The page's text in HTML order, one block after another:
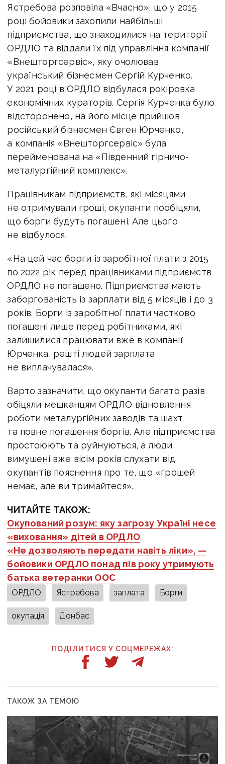
Ястребова розповіла «Вчасно», що у 2015
році бойовики захопили найбільші
підприємства, що знаходилися на території
ОРДЛО та віддали їх під управління компанії
«Внешторгсервіс», яку очолював
український бізнесмен Сергій Курченко.
У 2021 році в ОРДЛО відбулася рокіровка
економічних кураторів. Сергія Курченка було
відсторонено, на його місце прийшов
російський бізнесмен Євген Юрченко,
а компанія «Внешторгсервіс» була
перейменована на «Південний гірничо-
металургійний комплекс».
Працівникам підприємств, які місяцями
не отримували гроші, окупанти пообіцяли,
що борги будуть погашені. Але цього
не відбулося.
«На цей час борги із заробітної плати з 2015
по 2022 рік перед працівниками підприємств
ОРДЛО не погашено. Підприємства мають
заборгованість із зарплати від 5 місяців і до 3
років. Борги із заробітної плати частково
погашені лише перед робітниками, які
залишилися працювати вже в компанії
Юрченка, решті людей зарплата
не виплачувалася».
Варто зазначити, що окупанти багато разів
обіцяли мешканцям ОРДЛО відновлення
роботи металургійних заводів та шахт
та повне погашення боргів. Але підприємства
простоюють та руйнуються, а люди
вимушені вже вісім років слухати від
окупантів пояснення про те, що «грошей
немає, але ви тримайтеся».
ЧИТАЙТЕ ТАКОЖ:
Окупований розум: яку загрозу Україні несе
«виховання» дітей в ОРДЛО
«Не дозволяють передати навіть ліки», —
бойовики ОРДЛО понад пів року утримують
батька ветеранки ООС
ОРДЛО Ястребова заплата Борги
окупація Донбас
ПОДІЛИТИСЯ У СОЦМЕРЕЖАХ:
ТАКОЖ ЗА ТЕМОЮ